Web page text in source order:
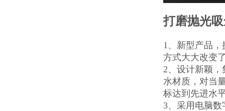
打磨抛光
1、新型产品
方式大大改变
2、设计新颖
水材质，对当
标达到先进水
3、采用电脑